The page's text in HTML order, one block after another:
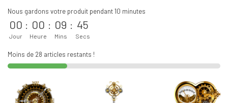
Nous gardons votre produit pendant 10 minutes
00
Jour
: 00
Heure
: 09
Mins
: 44
Secs
Moins de 28 articles restants !